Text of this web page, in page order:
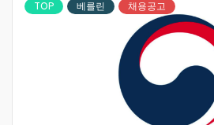
TOP 베를린 채용공고